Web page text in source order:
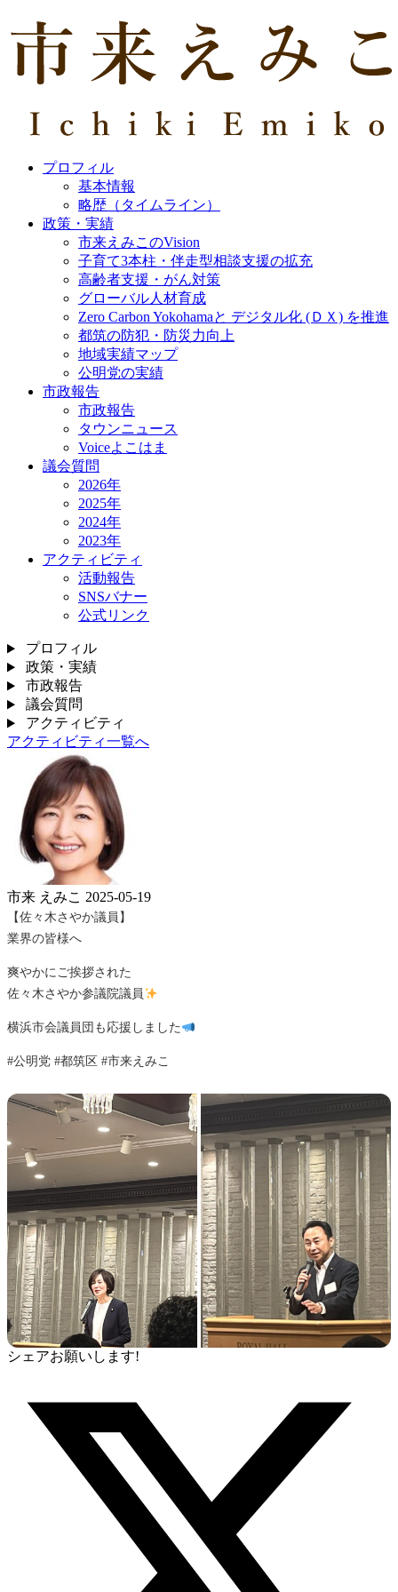
プロフィル
基本情報
略歴（タイムライン）
政策・実績
市来えみこのVision
子育て3本柱・伴走型相談支援の拡充
高齢者支援・がん対策
グローバル人材育成
Zero Carbon Yokohamaと デジタル化 (ＤＸ) を推進
都筑の防犯・防災力向上
地域実績マップ
公明党の実績
市政報告
市政報告
タウンニュース
Voiceよこはま
議会質問
2026年
2025年
2024年
2023年
アクティビティ
活動報告
SNSバナー
公式リンク
プロフィル
政策・実績
市政報告
議会質問
アクティビティ
アクティビティ一覧へ
市来 えみこ 2025-05-19
【佐々木さやか議員】
業界の皆様へ
爽やかにご挨拶された
佐々木さやか参議院議員
横浜市会議員団も応援しました
#公明党 #都筑区 #市来えみこ
シェアお願いします!